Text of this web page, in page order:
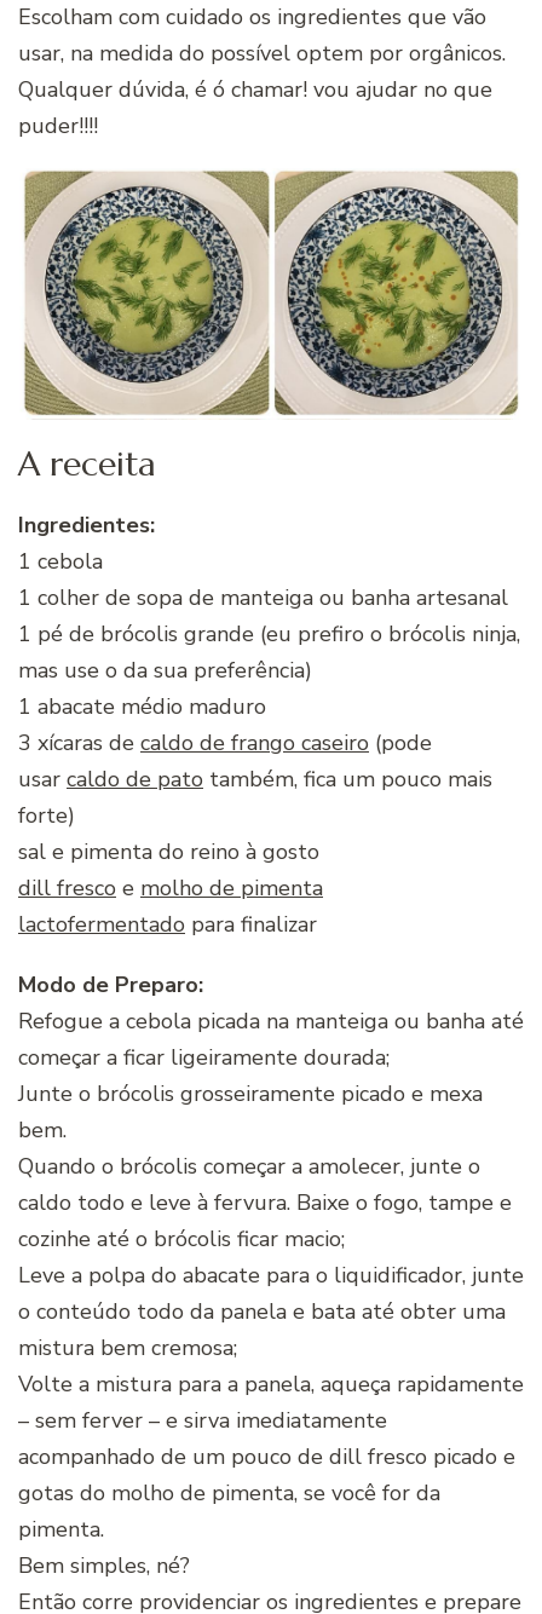
Escolham com cuidado os ingredientes que vão
usar, na medida do possível optem por orgânicos.
Qualquer dúvida, é ó chamar! vou ajudar no que
puder!!!!
A receita
Ingredientes:
1 cebola
1 colher de sopa de manteiga ou banha artesanal
1 pé de brócolis grande (eu prefiro o brócolis ninja,
mas use o da sua preferência)
1 abacate médio maduro
3 xícaras de caldo de frango caseiro (pode
usar caldo de pato também, fica um pouco mais
forte)
sal e pimenta do reino à gosto
dill fresco e molho de pimenta
lactofermentado para finalizar
Modo de Preparo:
Refogue a cebola picada na manteiga ou banha até
começar a ficar ligeiramente dourada;
Junte o brócolis grosseiramente picado e mexa
bem.
Quando o brócolis começar a amolecer, junte o
caldo todo e leve à fervura. Baixe o fogo, tampe e
cozinhe até o brócolis ficar macio;
Leve a polpa do abacate para o liquidificador, junte
o conteúdo todo da panela e bata até obter uma
mistura bem cremosa;
Volte a mistura para a panela, aqueça rapidamente
– sem ferver – e sirva imediatamente
acompanhado de um pouco de dill fresco picado e
gotas do molho de pimenta, se você for da
pimenta.
Bem simples, né?
Então corre providenciar os ingredientes e prepare